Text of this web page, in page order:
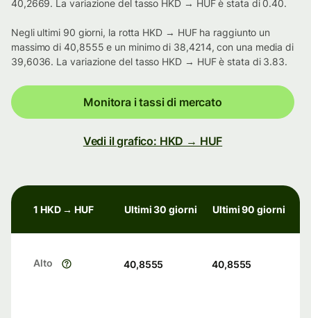
40,2669. La variazione del tasso HKD → HUF è stata di 0.40.
Negli ultimi 90 giorni, la rotta HKD → HUF ha raggiunto un
massimo di 40,8555 e un minimo di 38,4214, con una media di
39,6036. La variazione del tasso HKD → HUF è stata di 3.83.
Monitora i tassi di mercato
Vedi il grafico: HKD → HUF
1 HKD → HUF Ultimi 30 giorni Ultimi 90 giorni
Alto 40,8555 40,8555